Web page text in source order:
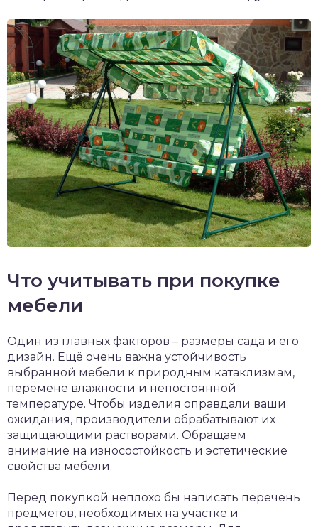
Что учитывать при покупке
мебели
Один из главных факторов – размеры сада и его
дизайн. Ещё очень важна устойчивость
выбранной мебели к природным катаклизмам,
перемене влажности и непостоянной
температуре. Чтобы изделия оправдали ваши
ожидания, производители обрабатывают их
защищающими растворами. Обращаем
внимание на износостойкость и эстетические
свойства мебели.
Перед покупкой неплохо бы написать перечень
предметов, необходимых на участке и